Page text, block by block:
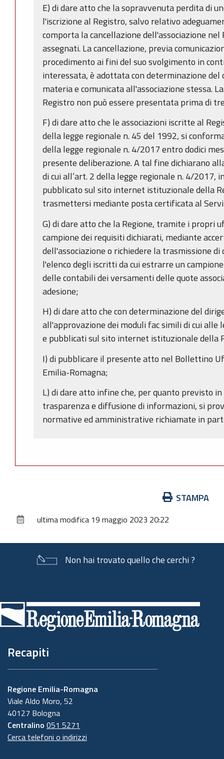
E) di dare atto che la sopravvenuta perdita di
l'iscrizione al Registro, salvo relativo
comporta la cancellazione dell'associazione
assegnati. La cancellazione, previa
procedimento ai fini del suo svolgimento in
interessata, è adottata con determinazione
materia e comunicata all'associazione stessa.
Registro non può essere presentata prima di
F) di dare atto che le associazioni iscritte al
della legge regionale n. 45 del 1992, si
della legge regionale n. 4/2017 entro dodici
presente deliberazione. A tal fine dichiarano
di cui all’art. 2 della legge regionale n. 4/2017,
pubblicato sul sito internet istituzionale della
trasmettersi mediante posta certificata al
G) di dare atto che la Regione, tramite i propri
campione dei requisiti dichiarati, mediante
dell'associazione o richiedere la trasmissione
l'elenco degli iscritti da cui estrarre un
delle contabili dei versamenti delle quote
adesione;
H) di dare atto che con determinazione del
all'approvazione dei moduli fac simili di cui alle
e pubblicati sul sito internet istituzionale della
I) di pubblicare il presente atto nel Bollettino
Emilia-Romagna;
L) di dare atto infine che, per quanto previsto
trasparenza e diffusione di informazioni, si
normative ed amministrative richiamate in
documento
STAMPA
ultima modifica 19 maggio 2023 20:22
Non hai trovato quello che cerchi ?
di
pagina
Recapiti
Regione Emilia-Romagna
Viale Aldo Moro, 52
40127 Bologna
Centralino 051 5271
Cerca telefoni o indirizzi